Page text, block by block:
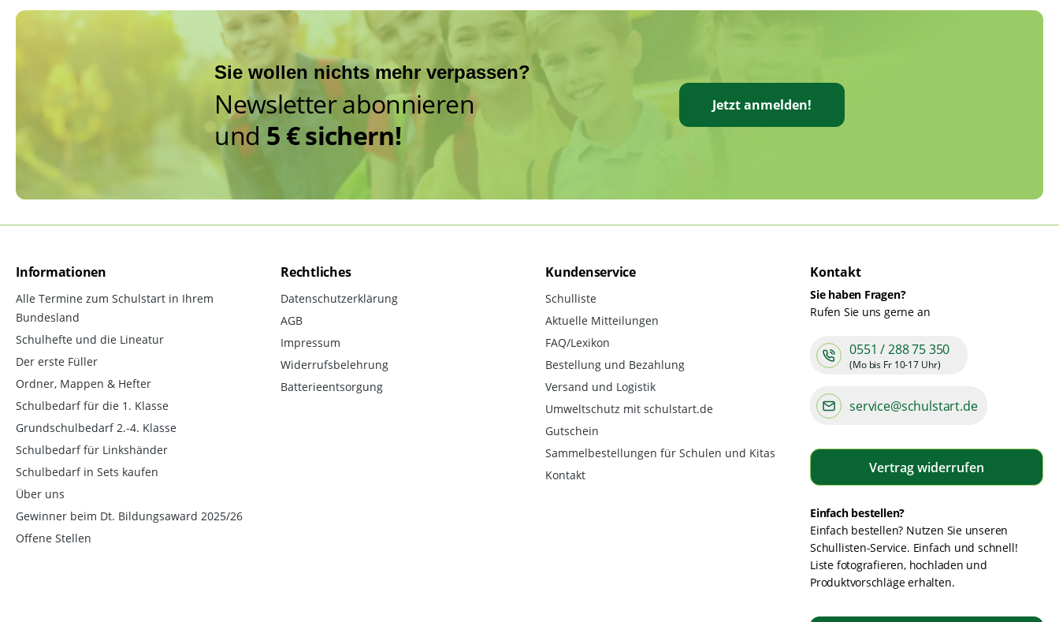
Sie wollen nichts mehr verpassen?
Newsletter abonnieren
und 5 € sichern!
Jetzt anmelden!
Informationen
Alle Termine zum Schulstart in Ihrem
Bundesland
Schulhefte und die Lineatur
Der erste Füller
Ordner, Mappen & Hefter
Schulbedarf für die 1. Klasse
Grundschulbedarf 2.-4. Klasse
Schulbedarf für Linkshänder
Schulbedarf in Sets kaufen
Über uns
Gewinner beim Dt. Bildungsaward 2025/26
Offene Stellen
Rechtliches
Datenschutzerklärung
AGB
Impressum
Widerrufsbelehrung
Batterieentsorgung
Kundenservice
Schulliste
Aktuelle Mitteilungen
FAQ/Lexikon
Bestellung und Bezahlung
Versand und Logistik
Umweltschutz mit schulstart.de
Gutschein
Sammelbestellungen für Schulen und Kitas
Kontakt
Kontakt
Sie haben Fragen?
Rufen Sie uns gerne an
0551 / 288 75 350
(Mo bis Fr 10-17 Uhr)
service@schulstart.de
Vertrag widerrufen
Einfach bestellen?
Einfach bestellen? Nutzen Sie unseren
Schullisten-Service. Einfach und schnell!
Liste fotografieren, hochladen und
Produktvorschläge erhalten.